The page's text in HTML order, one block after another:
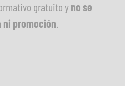
gratuito yno se
ni promoción